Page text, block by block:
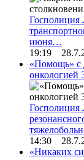
Госполиция
июня…
19:19
«Помощь» с
онкологией
Госполиция
14:30
«Никаких